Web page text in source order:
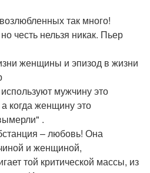
так много!
честь нельзя никак. Пьер
женщины и эпизод в жизни
мужчину это
когда женщину это
.
– любовь! Она
и женщиной,
той критической массы, из